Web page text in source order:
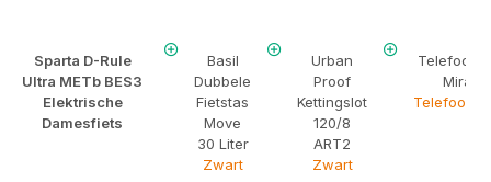
Sparta D-Rule
Ultra METb BES3
Elektrische
Damesfiets
Basil
Dubbele
Fietstas
Move
30 Liter
Zwart
Urban
Proof
Kettingslot
120/8
ART2
Zwart